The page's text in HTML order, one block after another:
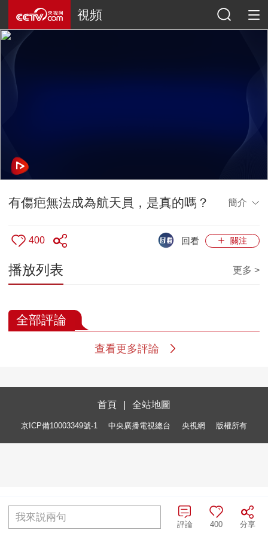
視頻
有傷疤無法成為航天員，是真的嗎？ 簡介
400 關注
回看
播放列表 更多 >
全部評論
查看更多評論
首頁 全站地圖
京ICP備10003349號-1 中央廣播電視總台 央視網 版權所有
我來説兩句
分享
400
評論